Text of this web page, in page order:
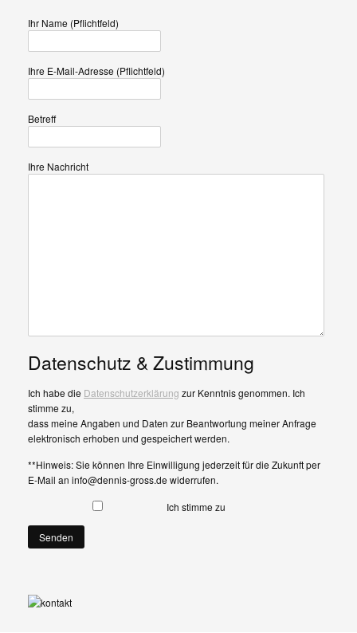
Ihr Name (Pflichtfeld)
Ihre E-Mail-Adresse (Pflichtfeld)
Betreff
Ihre Nachricht
Datenschutz & Zustimmung
Ich habe die Datenschutzerklärung zur Kenntnis genommen. Ich
stimme zu,
dass meine Angaben und Daten zur Beantwortung meiner Anfrage
elektronisch erhoben und gespeichert werden.
**Hinweis: Sie können Ihre Einwilligung jederzeit für die Zukunft per
E-Mail an info@dennis-gross.de widerrufen.
Ich stimme zu